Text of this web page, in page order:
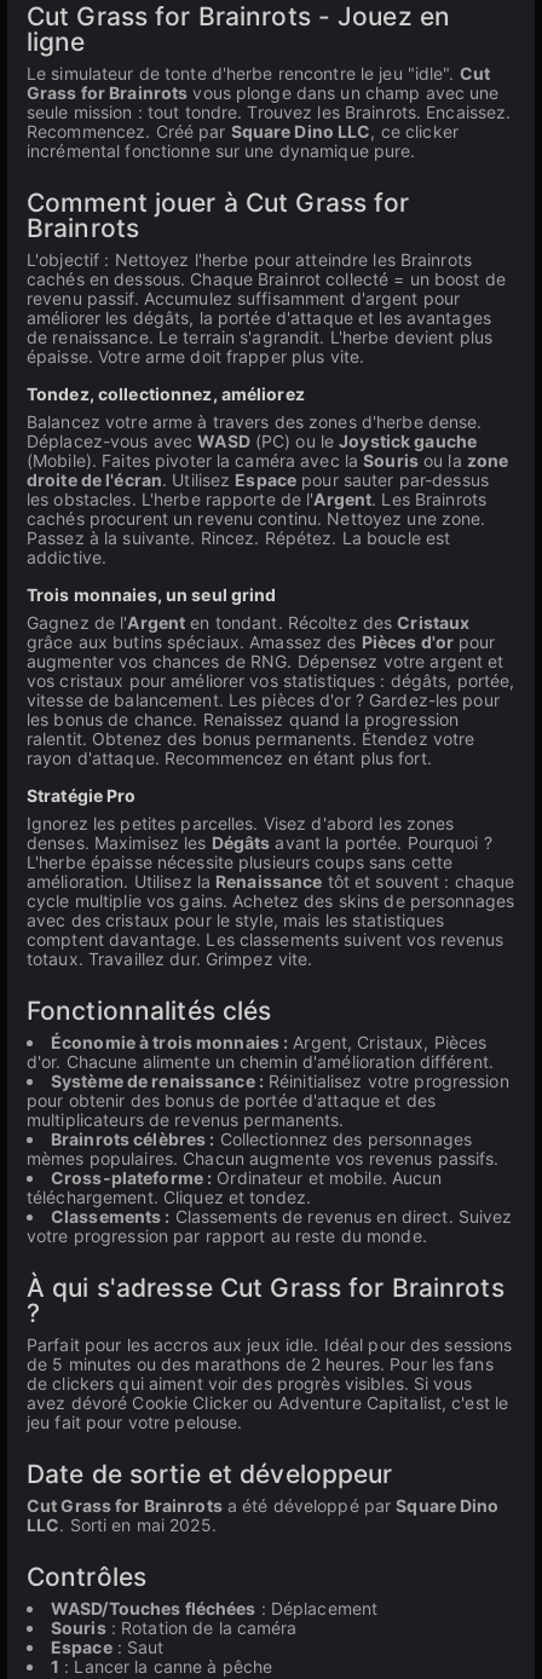
Cut Grass for Brainrots - Jouez en
ligne
Le simulateur de tonte d'herbe rencontre le jeu "idle". Cut
Grass for Brainrots vous plonge dans un champ avec une
seule mission : tout tondre. Trouvez les Brainrots. Encaissez.
Recommencez. Créé par Square Dino LLC, ce clicker
incrémental fonctionne sur une dynamique pure.
Comment jouer à Cut Grass for
Brainrots
L'objectif : Nettoyez l'herbe pour atteindre les Brainrots
cachés en dessous. Chaque Brainrot collecté = un boost de
revenu passif. Accumulez suffisamment d'argent pour
améliorer les dégâts, la portée d'attaque et les avantages
de renaissance. Le terrain s'agrandit. L'herbe devient plus
épaisse. Votre arme doit frapper plus vite.
Tondez, collectionnez, améliorez
Balancez votre arme à travers des zones d'herbe dense.
Déplacez-vous avecWASD(PC) ou leJoystick gauche
(Mobile). Faites pivoter la caméra avec laSourisou la zone
droite de l'écran. Utilisez Espace pour sauter par-dessus
les obstacles. L'herbe rapporte de l'Argent. Les Brainrots
cachés procurent un revenu continu. Nettoyez une zone.
Passez à la suivante. Rincez. Répétez. La boucle est
addictive.
Trois monnaies, un seul grind
Gagnez de l'Argent en tondant. Récoltez desCristaux
grâce aux butins spéciaux. Amassez des Pièces d'or pour
augmenter vos chances de RNG. Dépensez votre argent et
vos cristaux pour améliorer vos statistiques : dégâts, portée,
vitesse de balancement. Les pièces d'or ? Gardez-les pour
les bonus de chance. Renaissez quand la progression
ralentit. Obtenez des bonus permanents. Étendez votre
rayon d'attaque. Recommencez en étant plus fort.
Stratégie Pro
Ignorez les petites parcelles. Visez d'abord les zones
denses. Maximisez les Dégâts avant la portée. Pourquoi ?
L'herbe épaisse nécessite plusieurs coups sans cette
amélioration. Utilisez la Renaissance tôt et souvent : chaque
cycle multiplie vos gains. Achetez des skins de personnages
avec des cristaux pour le style, mais les statistiques
comptent davantage. Les classements suivent vos revenus
totaux. Travaillez dur. Grimpez vite.
Fonctionnalités clés
Économie à trois monnaies : Argent, Cristaux, Pièces
d'or. Chacune alimente un chemin d'amélioration différent.
Système de renaissance : Réinitialisez votre progression
pour obtenir des bonus de portée d'attaque et des
multiplicateurs de revenus permanents.
Brainrots célèbres : Collectionnez des personnages
mèmes populaires. Chacun augmente vos revenus passifs.
Cross-plateforme : Ordinateur et mobile. Aucun
téléchargement. Cliquez et tondez.
Classements : Classements de revenus en direct. Suivez
votre progression par rapport au reste du monde.
À qui s'adresse Cut Grass for Brainrots
?
Parfait pour les accros aux jeux idle. Idéal pour des sessions
de 5 minutes ou des marathons de 2 heures. Pour les fans
de clickers qui aiment voir des progrès visibles. Si vous
avez dévoré Cookie Clicker ou Adventure Capitalist, c'est le
jeu fait pour votre pelouse.
Date de sortie et développeur
Cut Grass for Brainrotsa été développé parSquare Dino
LLC. Sorti en mai 2025.
Contrôles
WASD/Touches fléchées : Déplacement
Souris: Rotation de la caméra
Espace: Saut
1 : Lancer la canne à pêche